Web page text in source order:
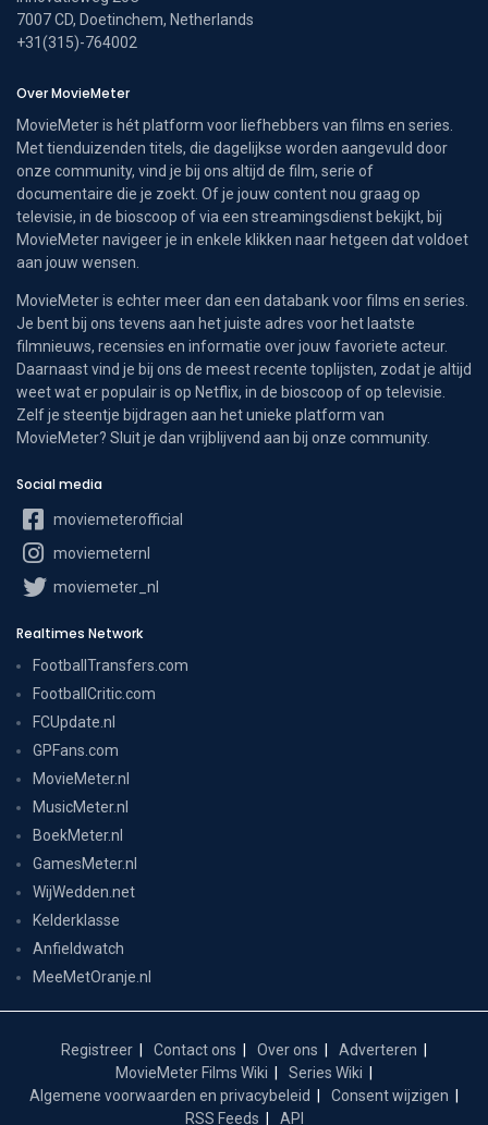
7007 CD, Doetinchem, Netherlands
+31(315)-764002
Over MovieMeter
MovieMeter is hét platform voor liefhebbers van films en series.
Met tienduizenden titels, die dagelijkse worden aangevuld door
onze community, vind je bij ons altijd de film, serie of
documentaire die je zoekt. Of je jouw content nou graag op
televisie, in de bioscoop of via een streamingsdienst bekijkt, bij
MovieMeter navigeer je in enkele klikken naar hetgeen dat voldoet
aan jouw wensen.
MovieMeter is echter meer dan een databank voor films en series.
Je bent bij ons tevens aan het juiste adres voor het laatste
filmnieuws, recensies en informatie over jouw favoriete acteur.
Daarnaast vind je bij ons de meest recente toplijsten, zodat je altijd
weet wat er populair is op Netflix, in de bioscoop of op televisie.
Zelf je steentje bijdragen aan het unieke platform van
MovieMeter? Sluit je dan vrijblijvend aan bij onze community.
Social media
moviemeterofficial
moviemeternl
moviemeter_nl
Realtimes Network
FootballTransfers.com
FootballCritic.com
FCUpdate.nl
GPFans.com
MovieMeter.nl
MusicMeter.nl
BoekMeter.nl
GamesMeter.nl
WijWedden.net
Kelderklasse
Anfieldwatch
MeeMetOranje.nl
Registreer Contact ons Over ons
Adverteren
MovieMeter Films Wiki
Series Wiki
Algemene voorwaarden en privacybeleid
Consent wijzigen
RSS Feeds
API